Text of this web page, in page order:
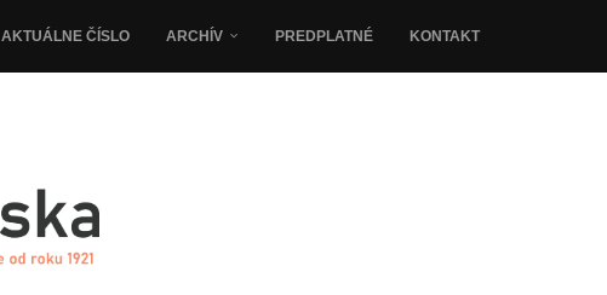
AKTUÁLNE ČÍSLO ARCHÍV PREDPLATNÉ KONTAKT